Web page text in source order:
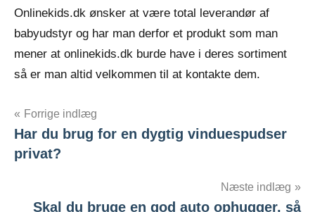
Onlinekids.dk ønsker at være total leverandør af
babyudstyr og har man derfor et produkt som man
mener at onlinekids.dk burde have i deres sortiment
så er man altid velkommen til at kontakte dem.
Indlægsnavigation
Forrige indlæg
Har du brug for en dygtig vinduespudser
privat?
Næste indlæg
Skal du bruge en god auto ophugger, så